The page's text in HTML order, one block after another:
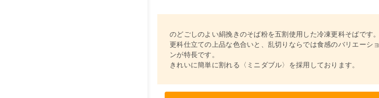
のどごしのよい絹挽きのそば粉を五割使用した冷凍更科そばです。
更科仕立ての上品な色合いと、乱切りならでは食感のバリエーショ
ンが特長です。
きれいに簡単に割れる〈ミニダブル〉を採用しております。